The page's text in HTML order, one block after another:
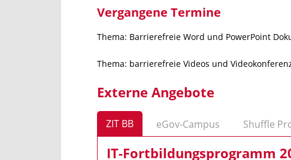
Vergangene Termine
Thema: Barrierefreie Word und PowerPoint
Thema: barrierefreie Videos und
Externe Angebote
ZIT BB eGov-Campus Shuffle
IT-Fortbildungsprogramm